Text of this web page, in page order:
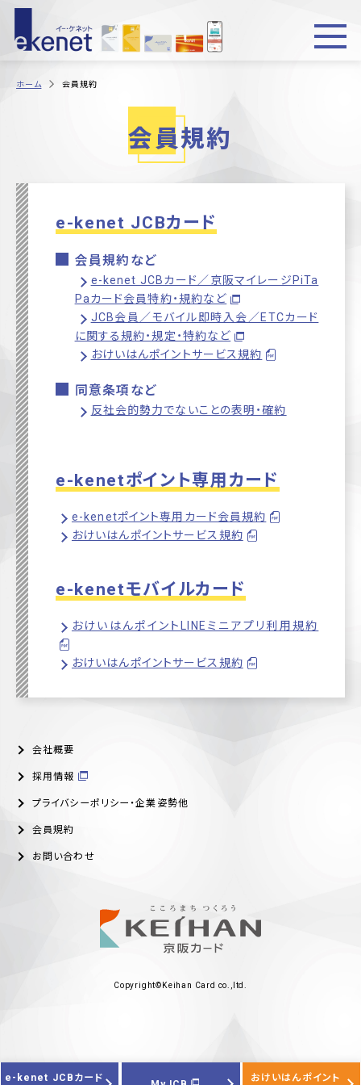
ホーム 会員規約
会員規約
e-kenet JCBカード
会員規約など
e-kenet JCBカード／京阪マイレージPiTa
Paカード会員特約・規約など
JCB会員／モバイル即時入会／ETCカード
に関する規約・規定・特約など
おけいはんポイントサービス規約
同意条項など
反社会的勢力でないことの表明・確約
e-kenetポイント専用カード
e-kenetポイント専用カード会員規約
おけいはんポイントサービス規約
e-kenetモバイルカード
おけいはんポイントLINEミニアプリ利用規約
おけいはんポイントサービス規約
会社概要
採用情報
プライバシーポリシー・企業姿勢他
会員規約
お問い合わせ
Copyright©Keihan Card co.,ltd.
e-kenet JCBカード
おけいはんポイント